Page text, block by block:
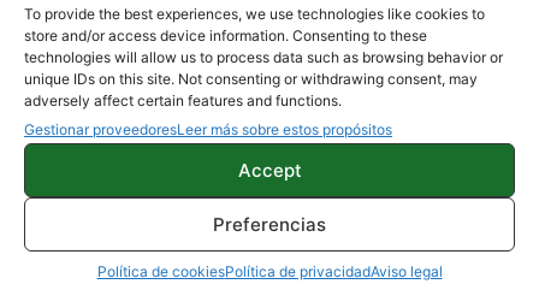
To provide the best experiences, we use technologies like cookies to
store and/or access device information. Consenting to these
technologies will allow us to process data such as browsing behavior or
unique IDs on this site. Not consenting or withdrawing consent, may
adversely affect certain features and functions.
Gestionar proveedoresLeer más sobre estos propósitos
Accept
Preferencias
Política de cookiesPolítica de privacidadAviso legal
100S Chromebook
N20 / N20P Chromebook
ThinkPad 11e Chromebook
N22 Chromebook